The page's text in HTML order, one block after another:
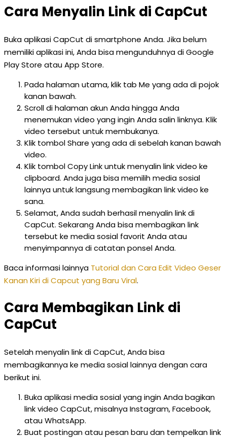
Cara Menyalin Link di CapCut
Buka aplikasi CapCut di smartphone Anda. Jika belum
memiliki aplikasi ini, Anda bisa mengunduhnya di Google
Play Store atau App Store.
Pada halaman utama, klik tab Me yang ada di pojok
kanan bawah.
Scroll di halaman akun Anda hingga Anda
menemukan video yang ingin Anda salin linknya. Klik
video tersebut untuk membukanya.
Klik tombol Share yang ada di sebelah kanan bawah
video.
Klik tombol Copy Link untuk menyalin link video ke
clipboard. Anda juga bisa memilih media sosial
lainnya untuk langsung membagikan link video ke
sana.
Selamat, Anda sudah berhasil menyalin link di
CapCut. Sekarang Anda bisa membagikan link
tersebut ke media sosial favorit Anda atau
menyimpannya di catatan ponsel Anda.
Baca informasi lainnya Tutorial dan Cara Edit Video Geser
Kanan Kiri di Capcut yang Baru Viral.
Cara Membagikan Link di
CapCut
Setelah menyalin link di CapCut, Anda bisa
membagikannya ke media sosial lainnya dengan cara
berikut ini.
Buka aplikasi media sosial yang ingin Anda bagikan
link video CapCut, misalnya Instagram, Facebook,
atau WhatsApp.
Buat postingan atau pesan baru dan tempelkan link